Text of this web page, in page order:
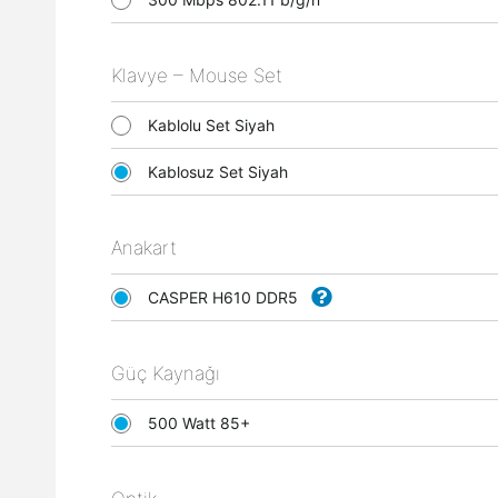
Klavye – Mouse Set
Kablolu Set Siyah
Kablosuz Set Siyah
Anakart
CASPER H610 DDR5
Güç Kaynağı
500 Watt 85+